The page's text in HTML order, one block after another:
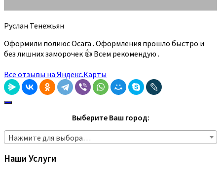
Руслан Тенежьян
Оформили полиюс Осага . Оформления прошло быстро и
без лишних заморочек 👍 Всем рекомендую .
Все отзывы на Яндекс.Карты
Выберите Ваш город:
Нажмите для выбора…
Наши Услуги